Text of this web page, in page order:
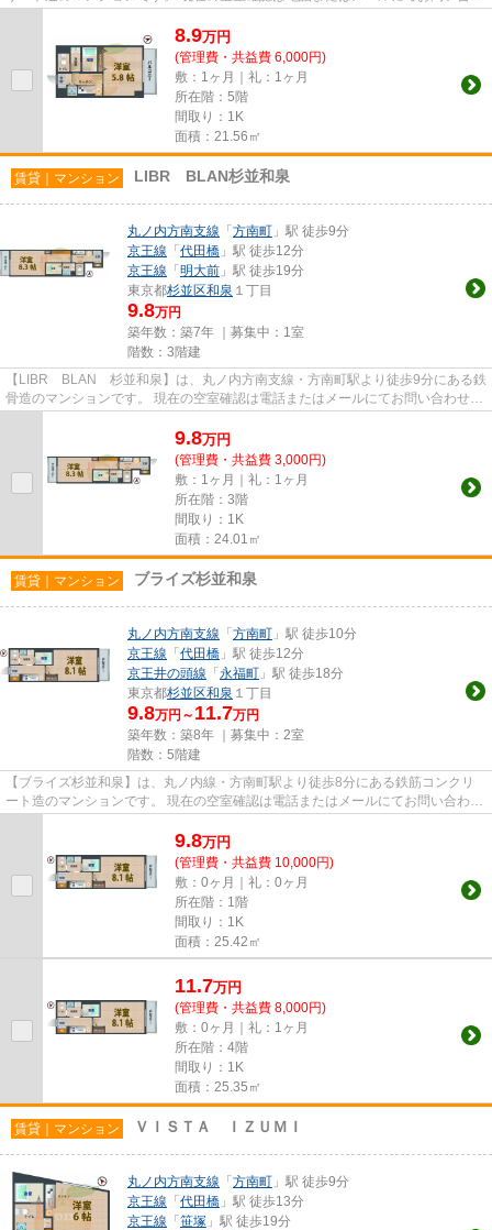
8.9万円
(管理費・共益費 6,000円)
敷：1ヶ月｜礼：1ヶ月
所在階：5階
間取り：1K
面積：21.56㎡
賃貸｜マンション LIBR BLAN杉並和泉
丸ノ内方南支線 「 方南町 」駅 徒歩9分
京王線 「 代田橋 」駅 徒歩12分
京王線 「 明大前 」駅 徒歩19分
東京都杉並区和泉 １丁目
9.8万円
築年数：築7年 ｜募集中： 1室
階数：3階建
【LIBR BLAN 杉並和泉】は、丸ノ内方南支線・方南町駅より徒歩9分にある鉄
骨造のマンションです。 現在の空室確認は電話またはメールにてお問い合わせく
9.8万円
(管理費・共益費 3,000円)
敷：1ヶ月｜礼：1ヶ月
所在階：3階
間取り：1K
面積：24.01㎡
賃貸｜マンション ブライズ杉並和泉
丸ノ内方南支線 「 方南町 」駅 徒歩10分
京王線 「 代田橋 」駅 徒歩12分
京王井の頭線 「 永福町 」駅 徒歩18分
東京都杉並区和泉 １丁目
9.8万円～ 11.7万円
築年数：築8年 ｜募集中： 2室
階数：5階建
【ブライズ杉並和泉】は、丸ノ内線・方南町駅より徒歩8分にある鉄筋コンクリ
ート造のマンションです。 現在の空室確認は電話またはメールにてお問い合わせ
9.8万円
(管理費・共益費 10,000円)
敷：0ヶ月｜礼：0ヶ月
所在階：1階
間取り：1K
面積：25.42㎡
11.7万円
(管理費・共益費 8,000円)
敷：0ヶ月｜礼：1ヶ月
所在階：4階
間取り：1K
面積：25.35㎡
賃貸｜マンション ＶＩＳＴＡ ＩＺＵＭＩ
丸ノ内方南支線 「 方南町 」駅 徒歩9分
京王線 「 代田橋 」駅 徒歩13分
京王線 「 笹塚 」駅 徒歩19分